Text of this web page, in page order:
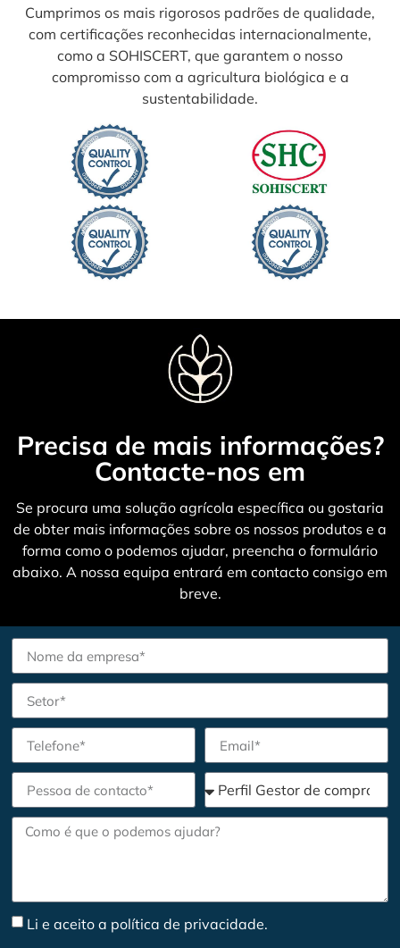
Cumprimos os mais rigorosos padrões de qualidade,
com certificações reconhecidas internacionalmente,
como a SOHISCERT, que garantem o nosso
compromisso com a agricultura biológica e a
sustentabilidade.
Precisa de mais informações?
Contacte-nos em
Se procura uma solução agrícola específica ou gostaria
de obter mais informações sobre os nossos produtos e a
forma como o podemos ajudar, preencha o formulário
abaixo. A nossa equipa entrará em contacto consigo em
breve.
Li e aceito a política de privacidade.